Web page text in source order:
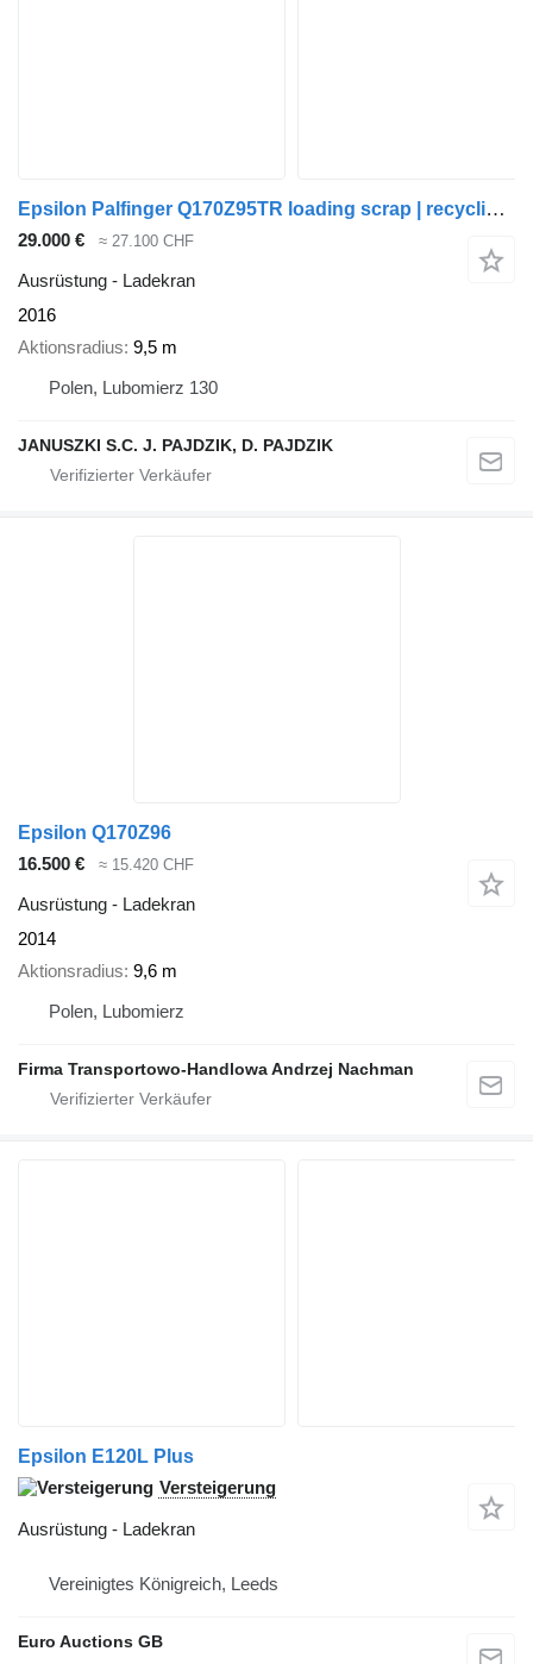
Epsilon Palfinger Q170Z95TR loading scrap | recycling | wood
29.000 € ≈ 27.100 CHF
Ausrüstung - Ladekran
2016
Aktionsradius 9,5 m
Polen, Lubomierz 130
JANUSZKI S.C. J. PAJDZIK, D. PAJDZIK
Epsilon Q170Z96
16.500 €
≈ 15.420 CHF
Ausrüstung - Ladekran
2014
Aktionsradius 9,6 m
Polen, Lubomierz
Firma Transportowo-Handlowa Andrzej Nachman
Epsilon E120L Plus
Versteigerung
Ausrüstung - Ladekran
Vereinigtes Königreich, Leeds
Euro Auctions GB